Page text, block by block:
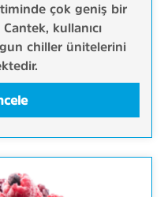
çok geniş bir
kullanıcı
chiller ünitelerini